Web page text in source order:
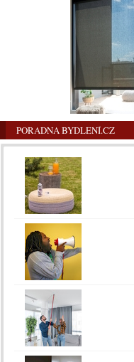
PORADNA BYDLENÍ.CZ